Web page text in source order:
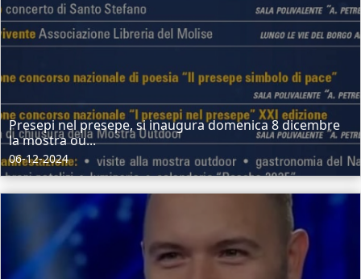
Presepi nel presepe, si inaugura domenica 8 dicembre
la mostra ou...
06-12-2024